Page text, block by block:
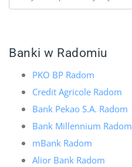
Banki w Radomiu
PKO BP Radom
Credit Agricole Radom
Bank Pekao S.A. Radom
Bank Millennium Radom
mBank Radom
Alior Bank Radom